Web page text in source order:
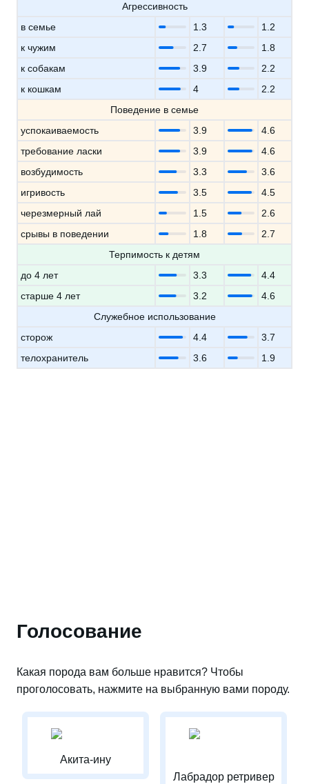
Агрессивность
в семье
1.3
1.2
к чужим
2.7
1.8
к собакам
3.9
2.2
к кошкам
4
2.2
Поведение в семье
успокаиваемость
3.9
4.6
требование ласки
3.9
4.6
возбудимость
3.3
3.6
игривость
3.5
4.5
черезмерный лай
1.5
2.6
срывы в поведении
1.8
2.7
Терпимость к детям
до 4 лет
3.3
4.4
старше 4 лет
3.2
4.6
Служебное использование
сторож
4.4
3.7
телохранитель
3.6 1.9
Голосование
Какая порода вам больше нравится? Чтобы
проголосовать, нажмите на выбранную вами породу.
Акита-ину
Лабрадор ретривер